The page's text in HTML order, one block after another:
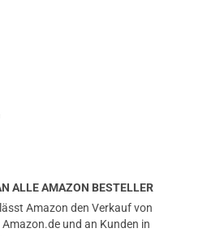
ALLE AMAZON BESTELLER
Amazon den Verkauf von
und an Kunden in